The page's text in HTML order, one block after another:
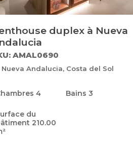
duplex à Nueva
AMAL0690
Nueva Andalucia, Costa del Sol
4 Bains 3
du
210.00